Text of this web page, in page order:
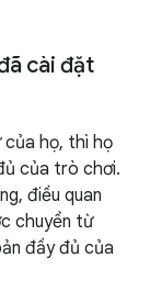
cài đặt
của họ, thì họ
của trò chơi.
điều quan
chuyển từ
đầy đủ của